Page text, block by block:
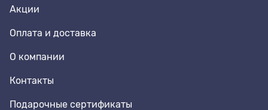
Акции
Оплата и доставка
О компании
Контакты
Подарочные сертификаты